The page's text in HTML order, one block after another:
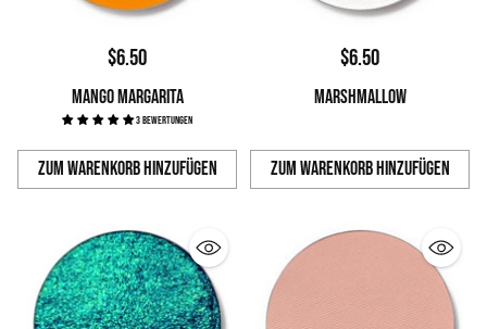
$6.50
MANGO MARGARITA
3 Bewertungen
Zum Warenkorb hinzufügen
Anzahl
$6.50
MARSHMALLOW
Zum Warenkorb hinzufügen
Anzahl